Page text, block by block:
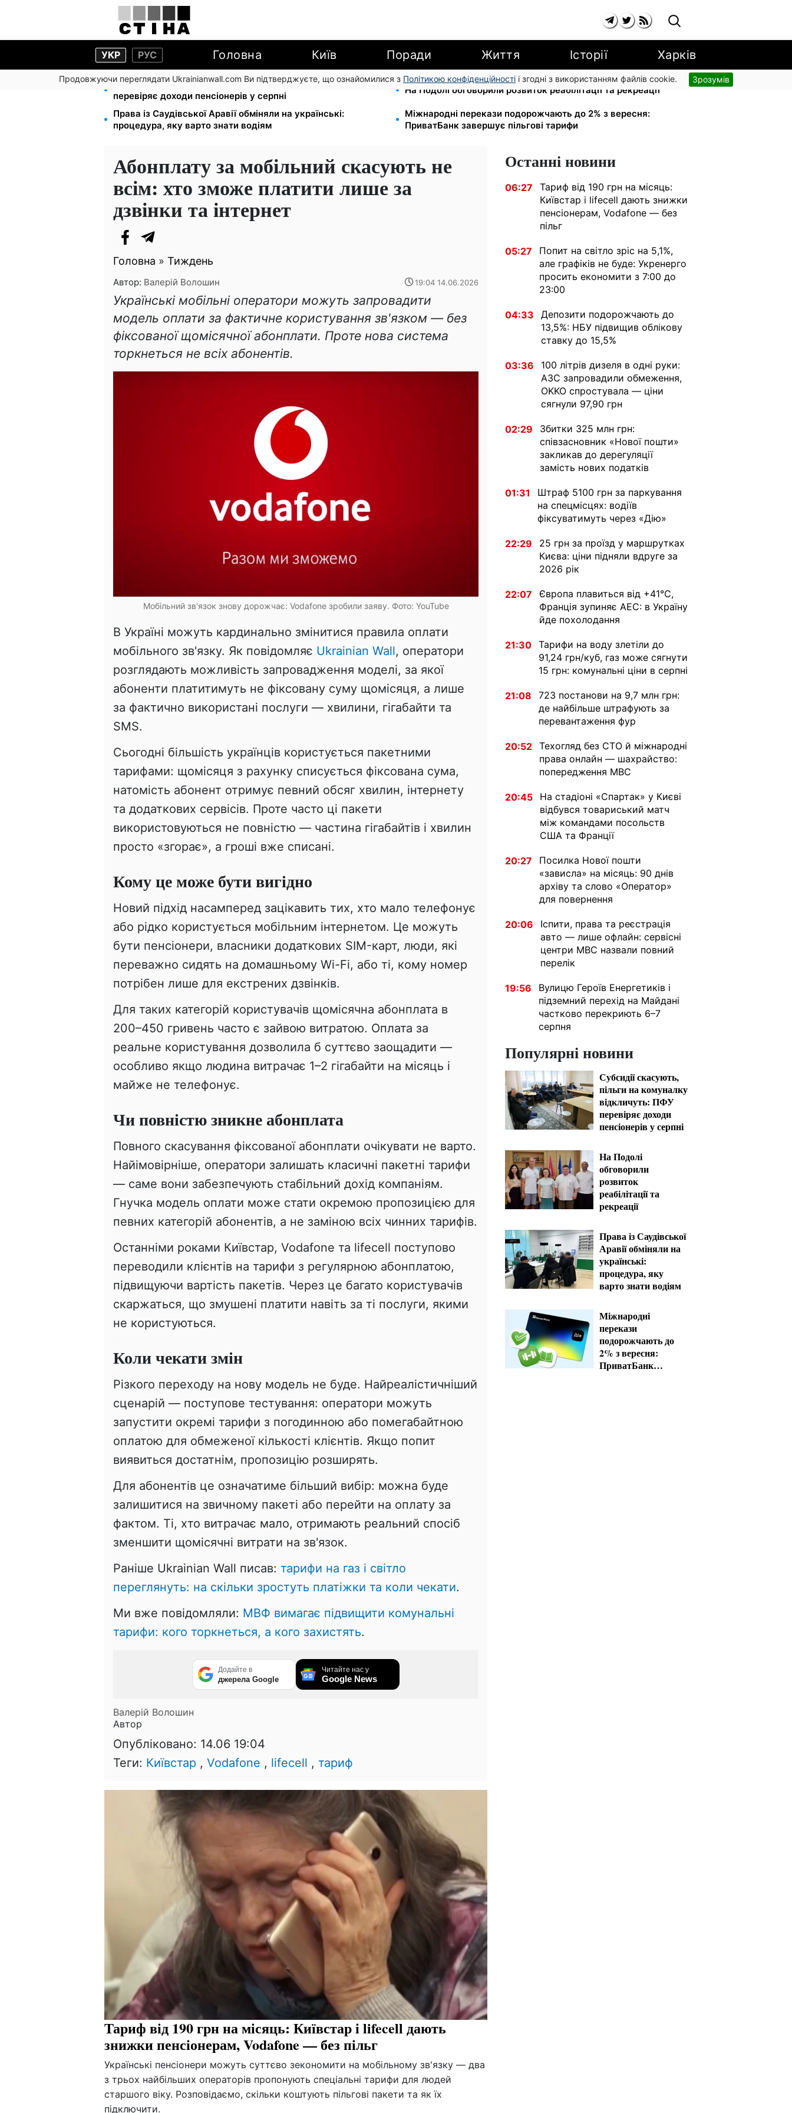
УКР РУС Головна Київ Поради Життя Історії Харків
Продовжуючи переглядати Ukrainianwall.com Ви підтверджуєте, що ознайомилися з Політикою конфіденційності і згодні з використанням файлів cookie. Зрозумів
Субсидії скасують, пільги на комуналку відкличуть: ПФУ
перевіряє доходи пенсіонерів у серпні
На Подолі обговорили розвиток реабілітації та рекреації
Права із Саудівської Аравії обміняли на українські:
процедура, яку варто знати водіям
Міжнародні перекази подорожчають до 2% з вересня:
ПриватБанк завершує пільгові тарифи
Абонплату за мобільний скасують не
всім: хто зможе платити лише за
дзвінки та інтернет
Головна » Тиждень
Автор: Валерій Волошин 19:04 14.06.2026
Українські мобільні оператори можуть запровадити
модель оплати за фактичне користування зв'язком — без
фіксованої щомісячної абонплати. Проте нова система
торкнеться не всіх абонентів.
Мобільний зв'язок знову дорожчає: Vodafone зробили заяву. Фото: YouTube
В Україні можуть кардинально змінитися правила оплати
мобільного зв'язку. Як повідомляє Ukrainian Wall, оператори
розглядають можливість запровадження моделі, за якої
абоненти платитимуть не фіксовану суму щомісяця, а лише
за фактично використані послуги — хвилини, гігабайти та
SMS.
Сьогодні більшість українців користується пакетними
тарифами: щомісяця з рахунку списується фіксована сума,
натомість абонент отримує певний обсяг хвилин, інтернету
та додаткових сервісів. Проте часто ці пакети
використовуються не повністю — частина гігабайтів і хвилин
просто «згорає», а гроші вже списані.
Кому це може бути вигідно
Новий підхід насамперед зацікавить тих, хто мало телефонує
або рідко користується мобільним інтернетом. Це можуть
бути пенсіонери, власники додаткових SIM-карт, люди, які
переважно сидять на домашньому Wi-Fi, або ті, кому номер
потрібен лише для екстрених дзвінків.
Для таких категорій користувачів щомісячна абонплата в
200–450 гривень часто є зайвою витратою. Оплата за
реальне користування дозволила б суттєво заощадити —
особливо якщо людина витрачає 1–2 гігабайти на місяць і
майже не телефонує.
Чи повністю зникне абонплата
Повного скасування фіксованої абонплати очікувати не варто.
Найімовірніше, оператори залишать класичні пакетні тарифи
— саме вони забезпечують стабільний дохід компаніям.
Гнучка модель оплати може стати окремою пропозицією для
певних категорій абонентів, а не заміною всіх чинних тарифів.
Останніми роками Київстар, Vodafone та lifecell поступово
переводили клієнтів на тарифи з регулярною абонплатою,
підвищуючи вартість пакетів. Через це багато користувачів
скаржаться, що змушені платити навіть за ті послуги, якими
не користуються.
Коли чекати змін
Різкого переходу на нову модель не буде. Найреалістичніший
сценарій — поступове тестування: оператори можуть
запустити окремі тарифи з погодинною або помегабайтною
оплатою для обмеженої кількості клієнтів. Якщо попит
виявиться достатнім, пропозицію розширять.
Для абонентів це означатиме більший вибір: можна буде
залишитися на звичному пакеті або перейти на оплату за
фактом. Ті, хто витрачає мало, отримають реальний спосіб
зменшити щомісячні витрати на зв'язок.
Раніше Ukrainian Wall писав: тарифи на газ і світло
переглянуть: на скільки зростуть платіжки та коли чекати.
Ми вже повідомляли: МВФ вимагає підвищити комунальні
тарифи: кого торкнеться, а кого захистять.
Додайте в
джерела Google
Читайте нас у
Google News
Валерій Волошин
Автор
Опубліковано: 14.06 19:04
Теги: Київстар , Vodafone , lifecell , тариф
Тариф від 190 грн на місяць: Київстар і lifecell дають
знижки пенсіонерам, Vodafone — без пільг
Українські пенсіонери можуть суттєво зекономити на мобільному зв'язку — два
з трьох найбільших операторів пропонують спеціальні тарифи для людей
старшого віку. Розповідаємо, скільки коштують пільгові пакети та як їх
підключити.
Останні новини
06:27
Тариф від 190 грн на місяць:
Київстар і lifecell дають знижки
пенсіонерам, Vodafone — без
пільг
05:27
Попит на світло зріс на 5,1%,
але графіків не буде: Укренерго
просить економити з 7:00 до
23:00
04:33
Депозити подорожчають до
13,5%: НБУ підвищив облікову
ставку до 15,5%
03:36
100 літрів дизеля в одні руки:
АЗС запровадили обмеження,
OKKO спростувала — ціни
сягнули 97,90 грн
02:29
Збитки 325 млн грн:
співзасновник «Нової пошти»
закликав до дерегуляції
замість нових податків
01:31
Штраф 5100 грн за паркування
на спецмісцях: водіїв
фіксуватимуть через «Дію»
22:29
25 грн за проїзд у маршрутках
Києва: ціни підняли вдруге за
2026 рік
22:07
Європа плавиться від +41°C,
Франція зупиняє АЕС: в Україну
йде похолодання
21:30 Тарифи на воду злетіли до
91,24 грн/куб, газ може сягнути
15 грн: комунальні ціни в серпні
21:08
723 постанови на 9,7 млн грн:
де найбільше штрафують за
перевантаження фур
20:52 Техогляд без СТО й міжнародні
права онлайн — шахрайство:
попередження МВС
20:45
На стадіоні «Спартак» у Києві
відбувся товариський матч
між командами посольств
США та Франції
20:27
Посилка Нової пошти
«зависла» на місяць: 90 днів
архіву та слово «Оператор»
для повернення
20:06
Іспити, права та реєстрація
авто — лише офлайн: сервісні
центри МВС назвали повний
перелік
19:56
Вулицю Героїв Енергетиків і
підземний перехід на Майдані
частково перекриють 6–7
серпня
Популярні новини
Субсидії скасують,
пільги на комуналку
відкличуть: ПФУ
перевіряє доходи
пенсіонерів у серпні
На Подолі
обговорили
розвиток
реабілітації та
рекреації
Права із Саудівської
Аравії обміняли на
українські:
процедура, яку
варто знати водіям
Міжнародні
перекази
подорожчають до
2% з вересня:
ПриватБанк